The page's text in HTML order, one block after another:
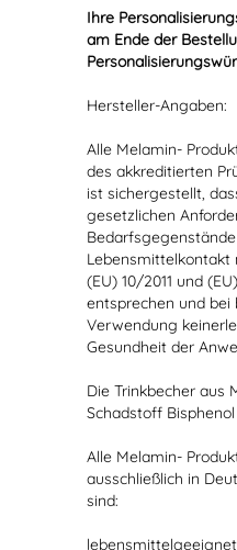
Ihre
am Ende der
Hersteller-Angaben:
Alle Melamin-
des akkreditierten
ist sichergestellt,
gesetzlichen
Lebensmittelkontakt
(EU) 10/2011 und
entsprechen und
Verwendung
Gesundheit der
Die Trinkbecher aus
Schadstoff
Alle Melamin-
ausschließlich in
sind: